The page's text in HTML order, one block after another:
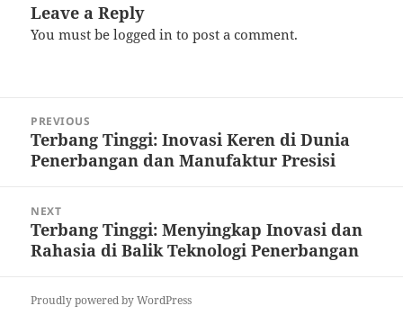
Leave a Reply
You must belogged in to post a comment.
navigation
PREVIOUS
Previous
post:
Terbang Tinggi: Inovasi Keren di Dunia
Penerbangan dan Manufaktur Presisi
NEXT
Next
post:
Terbang Tinggi: Menyingkap Inovasi dan
Rahasia di Balik Teknologi Penerbangan
Proudly powered by WordPress